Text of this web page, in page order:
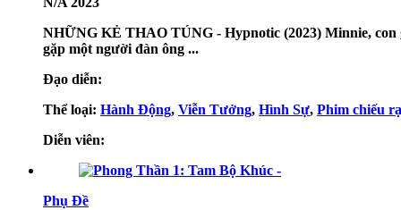
NHỮNG KẺ THAO TÚNG - Hypnotic (2023) Minnie,
gặp một người đàn ông ...
Đạo diễn:
Thể loại: Hành Động, Viễn Tưởng, Hình Sự, Phim chiếu
Diễn viên:
Phụ Đề